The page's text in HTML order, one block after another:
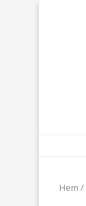
Hem /